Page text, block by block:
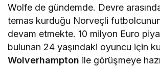
Wolfe de gündemde. Devre
temas kurduğu Norveçli
devam etmekte. 10 milyon Euro
bulunan 24 yaşındaki oyuncu için
Wolverhampton ile görüşmeye